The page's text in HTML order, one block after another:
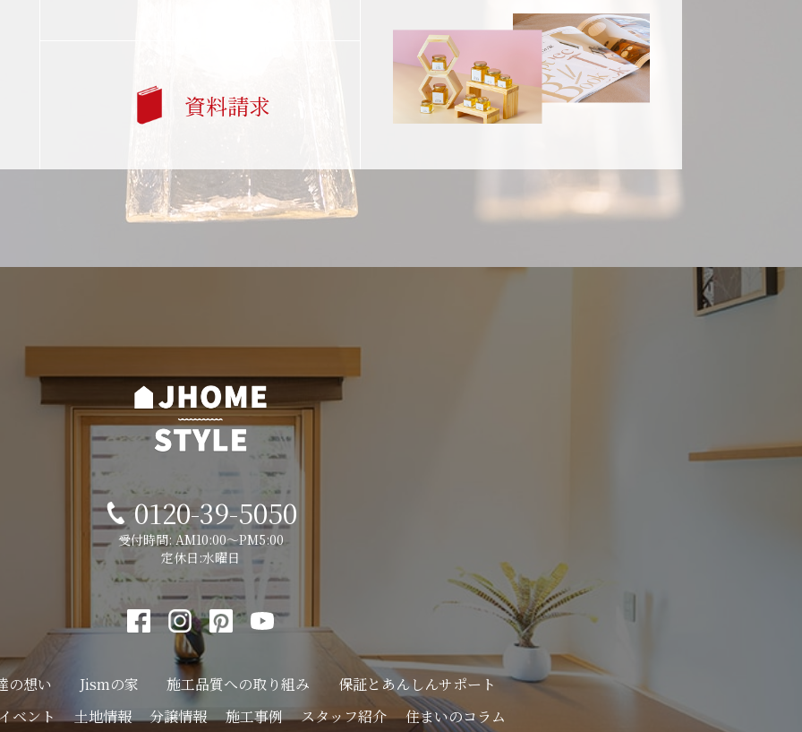
資料請求
0120-39-5050
受付時間: AM10:00～PM5:00
定休日:水曜日
の想い Jismの家 施工品質への取り組み
保証とあんしんサポート
ベント
土地情報 分譲情報 施工事例 スタッフ紹介 住まいのコラム